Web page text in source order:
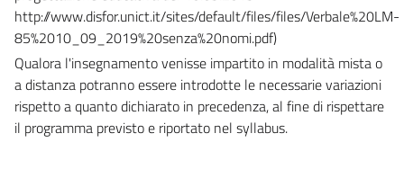
http://www.disfor.unict.it/sites/default/files/files/Verbale%20LM-
85%2010_09_2019%20senza%20nomi.pdf)
Qualora l'insegnamento venisse impartito in modalità mista o
a distanza potranno essere introdotte le necessarie variazioni
rispetto a quanto dichiarato in precedenza, al fine di rispettare
il programma previsto e riportato nel syllabus.